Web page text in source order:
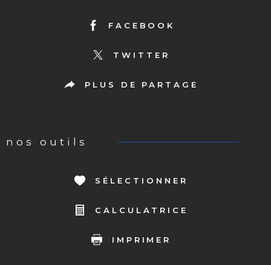
FACEBOOK
TWITTER
PLUS DE PARTAGE
nos outils
SÉLECTIONNER
CALCULATRICE
IMPRIMER